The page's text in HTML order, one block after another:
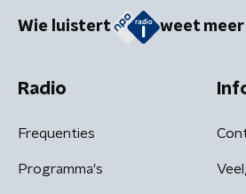
Wie luistert weet meer
Radio
Frequenties
Programma's